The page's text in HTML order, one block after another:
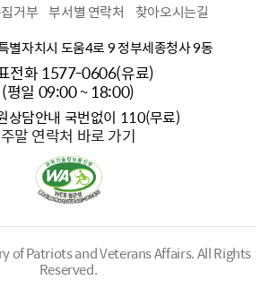
거부 부서별 연락처
찾아오시는길
별자치시 도움4로 9 정부세종청사 9동
전화 1577-0606(유료)
(평일 09:00 ~ 18:00)
상담안내 국번없이 110(무료)
주말 연락처 바로 가기
of Patriots and Veterans Affairs.All Rights
Reserved.